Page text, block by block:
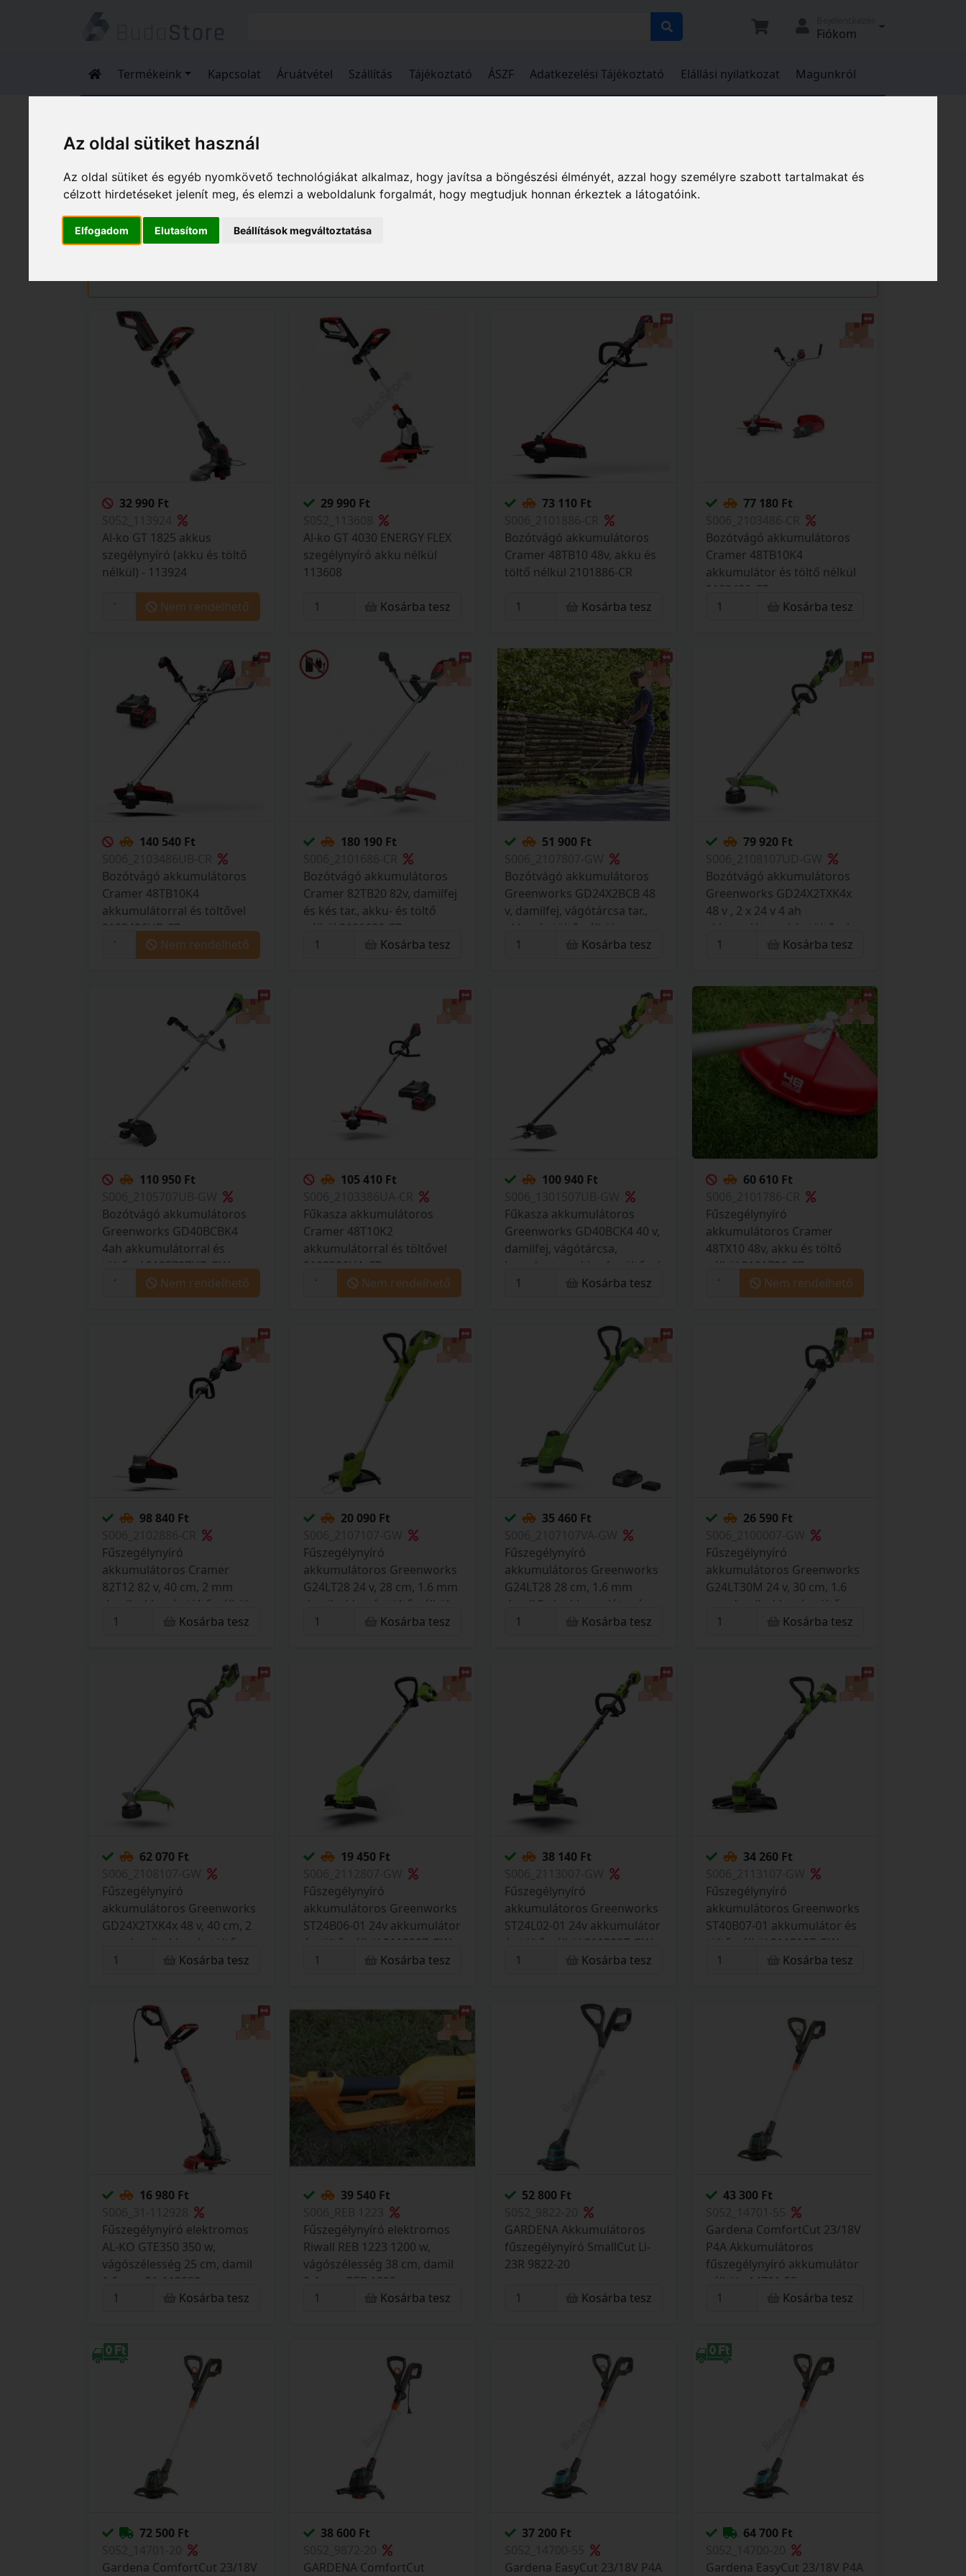
Az oldal sütiket használ
Az oldal sütiket és egyéb nyomkövető technológiákat alkalmaz, hogy javítsa a böngészési élményét, azzal hogy személyre szabott tartalmakat és
célzott hirdetéseket jelenít meg, és elemzi a weboldalunk forgalmát, hogy megtudjuk honnan érkeztek a látogatóink.
Elfogadom Elutasítom Beállítások megváltoztatása
Fiókom
Termékeink Kapcsolat Áruátvétel Szállítás Tájékoztató ÁSZF Adatkezelési Tájékoztató Elállási nyilatkozat Magunkról
Elektromos szegélynyírók
Elektromos szegélynyírók
Gyártó és ár szerinti szűrés
32 990 Ft
Al-ko GT 1825 akkus
szegélynyíró (akku és töltő
nélkül) - 113924
Nem rendelhető
29 990 Ft
Al-ko GT 4030 ENERGY FLEX
szegélynyíró akku nélkül
113608
Kosárba tesz
73 110 Ft
Bozótvágó akkumulátoros
Cramer 48TB10 48v, akku és
töltő nélkül 2101886-CR
Kosárba tesz
77 180 Ft
Bozótvágó akkumulátoros
Cramer 48TB10K4
akkumulátor és töltő nélkül
2103486-CR
Kosárba tesz
140 540 Ft
Bozótvágó akkumulátoros
Cramer 48TB10K4
akkumulátorral és töltővel
2103486UB-CR
Nem rendelhető
180 190 Ft
Bozótvágó akkumulátoros
Cramer 82TB20 82v, damilfej
és kés tar., akku- és töltő
nélkül 2101686-CR
Kosárba tesz
51 900 Ft
Bozótvágó akkumulátoros
Greenworks GD24X2BCB 48
v, damilfej, vágótárcsa tar.,
akku- és töltő nélkül
2107807-GW
Kosárba tesz
79 920 Ft
Bozótvágó akkumulátoros
Greenworks GD24X2TXK4x
48 v , 2 x 24 v 4 ah
akkumulátorral és töltővel
2108107UD-GWKosárba tesz
110 950 Ft
Bozótvágó akkumulátoros
Greenworks GD40BCBK4
4ah akkumulátorral és
töltővel 2105707UB-GW
Nem rendelhető
105 410 Ft
Fűkasza akkumulátoros
Cramer 48T10K2
akkumulátorral és töltővel
2103386UA-CR
Nem rendelhető
100 940 Ft
Fűkasza akkumulátoros
Greenworks GD40BCK4 40 v,
damilfej, vágótárcsa,
heveder tar., akku-és töltővel
1301507UB-GWKosárba tesz
60 610 Ft
Fűszegélynyíró
akkumulátoros Cramer
48TX10 48v, akku és töltő
nélkül 2101786-CR
Nem rendelhető
98 840 Ft
Fűszegélynyíró
akkumulátoros Cramer
82T12 82 v, 40 cm, 2 mm
damil, akku- és töltő nélkül
2102886-CR
Kosárba tesz
20 090 Ft
Fűszegélynyíró
akkumulátoros Greenworks
G24LT28 24 v, 28 cm, 1.6 mm
damil, akku- és töltő nélkül
2107107-GW
Kosárba tesz
35 460 Ft
Fűszegélynyíró
akkumulátoros Greenworks
G24LT28 28 cm, 1.6 mm
damil 2 ah akkumulátor és
micro töltő 2107107VA-GW
Kosárba tesz
26 590 Ft
Fűszegélynyíró
akkumulátoros Greenworks
G24LT30M 24 v, 30 cm, 1.6
mm damil, akku- és töltő
nélkül 2100007-GWKosárba tesz
62 070 Ft
Fűszegélynyíró
akkumulátoros Greenworks
GD24X2TXK4x 48 v, 40 cm, 2
mm damil, akku- és töltő
nélkül 2108107-GWKosárba tesz
19 450 Ft
Fűszegélynyíró
akkumulátoros Greenworks
ST24B06-01 24v akkumulátor
és töltő nélkül 2112807-GW
Kosárba tesz
38 140 Ft
Fűszegélynyíró
akkumulátoros Greenworks
ST24L02-01 24v akkumulátor
és töltő nélkül 2113007-GW
Kosárba tesz
34 260 Ft
Fűszegélynyíró
akkumulátoros Greenworks
ST40B07-01 akkumulátor és
töltő nélkül 2113107-GW
Kosárba tesz
16 980 Ft
Fűszegélynyíró elektromos
AL-KO GTE350 350 w,
vágószélesség 25 cm, damil
1.6 mm 31-112928
Kosárba tesz
39 540 Ft
Fűszegélynyíró elektromos
Riwall REB 1223 1200 w,
vágószélesség 38 cm, damil
2.4 mm REB 1223
Kosárba tesz
52 800 Ft
GARDENA Akkumulátoros
fűszegélynyíró SmallCut Li-
23R 9822-20
Kosárba tesz
43 300 Ft
Gardena ComfortCut 23/18V
P4A Akkumulátoros
fűszegélynyíró akkumulátor
nélkül - 14701-55
Kosárba tesz
72 500 Ft
Gardena ComfortCut 23/18V
38 600 Ft
GARDENA ComfortCut
37 200 Ft
Gardena EasyCut 23/18V P4A
64 700 Ft
Gardena EasyCut 23/18V P4A